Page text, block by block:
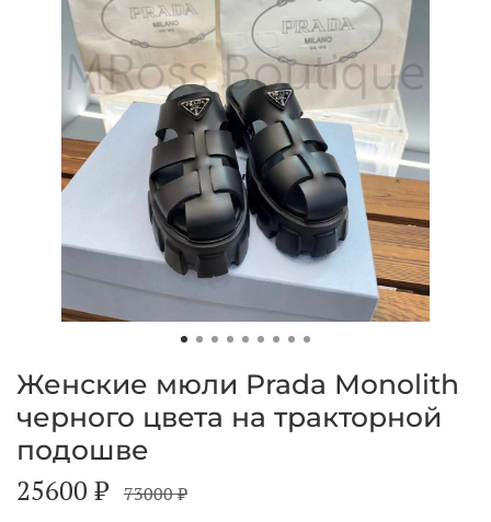
Женские мюли Prada Monolith
черного цвета на тракторной
подошве
25600 ₽ 73000 ₽